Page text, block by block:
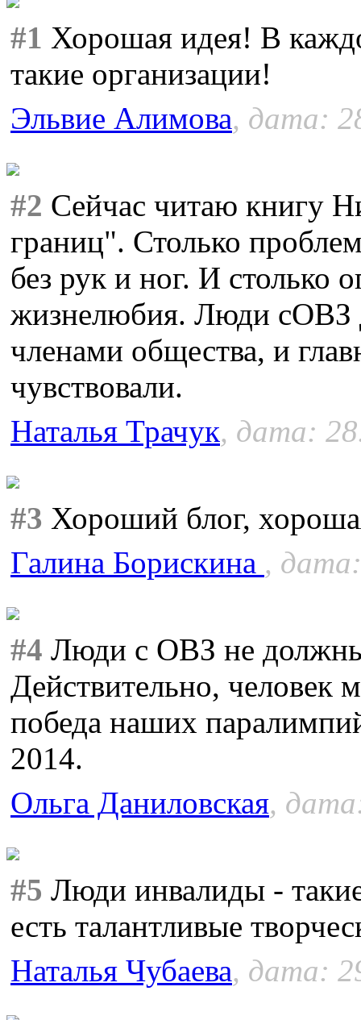
#1 Хорошая идея! В
такие организации!
Эльвие Алимова, дата:
#2 Сейчас читаю книгу
границ". Столько
без рук и ног. И столько
жизнелюбия. Люди сОВЗ
членами общества, и
чувствовали.
Наталья Трачук, дата:
#3 Хороший блог,
Галина Борискина ,
#4 Люди с ОВЗ не
Действительно, человек
победа наших
2014.
Ольга Даниловская,
#5 Люди инвалиды -
есть талантливые
Наталья Чубаева, дата: